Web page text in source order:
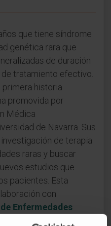
que tiene síndrome
genética rara que
de duración
tratamiento efectivo.
primera historia
promovida por
Médica
de Navarra. Sus
de terapia
raras y buscar
estudios que
pacientes. Esta
con
Enfermedades